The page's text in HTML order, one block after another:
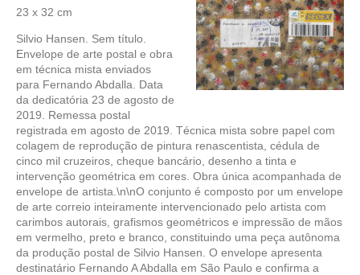
23 x 32 cm
Silvio Hansen. Sem título.
Envelope de arte postal e obra
em técnica mista enviados
para Fernando Abdalla. Data
da dedicatória 23 de agosto de
2019. Remessa postal
registrada em agosto de 2019. Técnica mista sobre papel com
colagem de reprodução de pintura renascentista, cédula de
cinco mil cruzeiros, cheque bancário, desenho a tinta e
intervenção geométrica em cores. Obra única acompanhada de
envelope de artista.\n\nO conjunto é composto por um envelope
de arte correio inteiramente intervencionado pelo artista com
carimbos autorais, grafismos geométricos e impressão de mãos
em vermelho, preto e branco, constituindo uma peça autônoma
da produção postal de Silvio Hansen. O envelope apresenta
destinatário Fernando A Abdalla em São Paulo e confirma a